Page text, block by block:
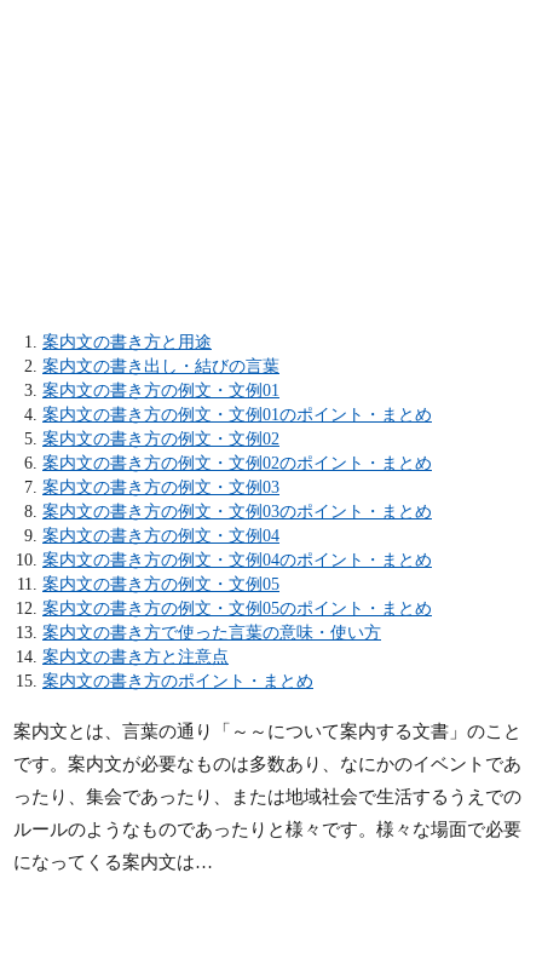
案内文の書き方と用途
案内文の書き出し・結びの言葉
案内文の書き方の例文・文例01
案内文の書き方の例文・文例01のポイント・まとめ
案内文の書き方の例文・文例02
案内文の書き方の例文・文例02のポイント・まとめ
案内文の書き方の例文・文例03
案内文の書き方の例文・文例03のポイント・まとめ
案内文の書き方の例文・文例04
案内文の書き方の例文・文例04のポイント・まとめ
案内文の書き方の例文・文例05
案内文の書き方の例文・文例05のポイント・まとめ
案内文の書き方で使った言葉の意味・使い方
案内文の書き方と注意点
案内文の書き方のポイント・まとめ
案内文とは、言葉の通り「～～について案内する文書」のこと
です。案内文が必要なものは多数あり、なにかのイベントであ
ったり、集会であったり、または地域社会で生活するうえでの
ルールのようなものであったりと様々です。様々な場面で必要
になってくる案内文は…